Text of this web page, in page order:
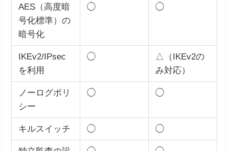
AES（高度暗
号化標準）の
暗号化
◯ ◯
IKEv2/IPsec
を利用
◯
△（IKEv2の
み対応）
ノーログポリ
シー
◯ ◯
キルスイッチ ◯ ◯